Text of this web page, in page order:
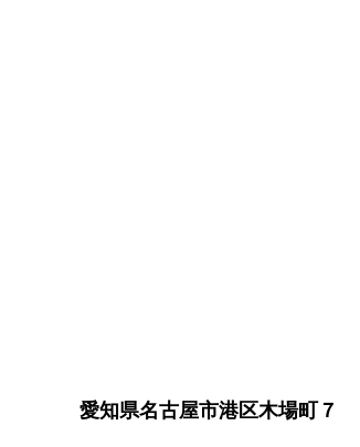
愛知県名古屋市港区木場町７